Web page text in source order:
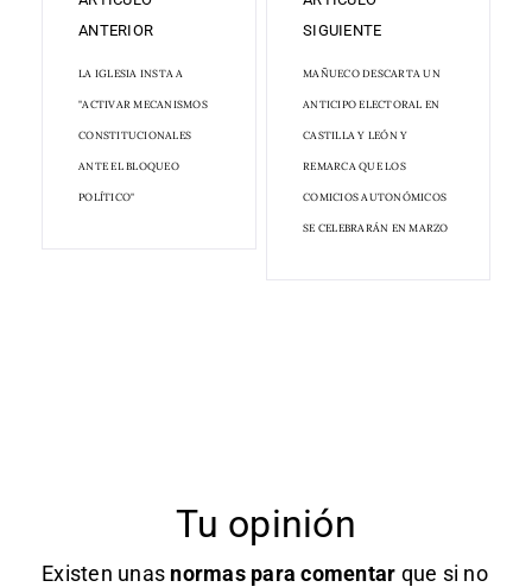
ANTERIOR
LA IGLESIA INSTA A
"ACTIVAR MECANISMOS
CONSTITUCIONALES
ANTE EL BLOQUEO
POLÍTICO"
SIGUIENTE
MAÑUECO DESCARTA UN
ANTICIPO ELECTORAL EN
CASTILLA Y LEÓN Y
REMARCA QUE LOS
COMICIOS AUTONÓMICOS
SE CELEBRARÁN EN MARZO
Tu opinión
Existen unas normas para comentar que si no